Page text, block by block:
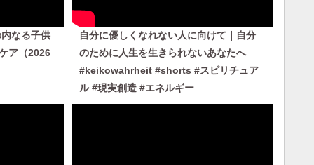
なる子供
ア（2026
自分に優しくなれない人に向けて｜自分
のために人生を生きられないあなたへ
#keikowahrheit #shorts #スピリチュア
ル #現実創造 #エネルギー